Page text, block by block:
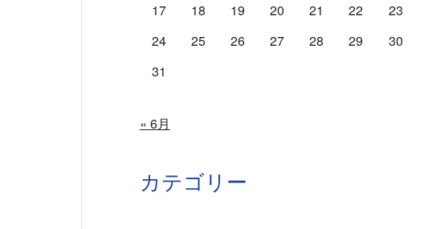
17
18 19 20 21 22
23
24
25 26 27 28 29
30
31
« 6月
カテゴリー